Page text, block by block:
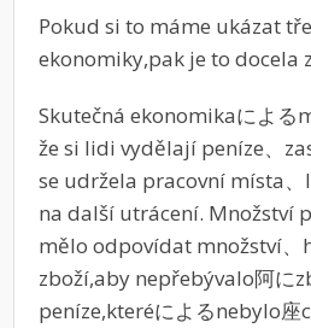
Pokud si to máme ukázat
ekonomiky,pak je to docela
Skutečná ekonomikaによる
že si lidi vydělají peníze、
se udržela pracovní místa
na další utrácení. Množství
mělo odpovídat množství、
zboží,aby nepřebývalo阿に
peníze,kteréによるnebylo